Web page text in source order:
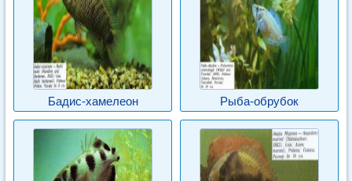
Бадис-хамелеон Рыба-обрубок